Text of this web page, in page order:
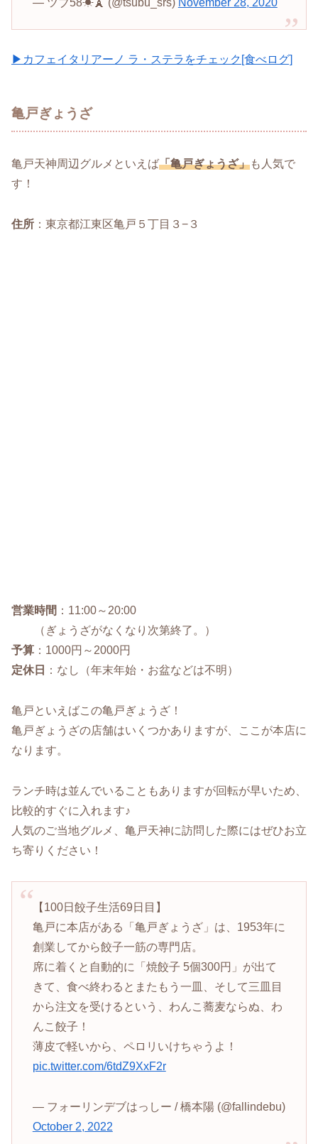
— ツブ58☀🗼 (@tsubu_srs) November 28, 2020
▶カフェイタリアーノ ラ・ステラをチェック[食べログ]
亀戸ぎょうざ
亀戸天神周辺グルメといえば「亀戸ぎょうざ」も人気で
す！
住所 ：東京都江東区亀戸５丁目３−３
営業時間 ：11:00～20:00
（ぎょうざがなくなり次第終了。）
予算 ：1000円～2000円
定休日
：なし（年末年始・お盆などは不明）
亀戸といえばこの亀戸ぎょうざ！
亀戸ぎょうざの店舗はいくつかありますが、ここが本店に
なります。
ランチ時は並んでいることもありますが回転が早いため、
比較的すぐに入れます♪
人気のご当地グルメ、亀戸天神に訪問した際にはぜひお立
ち寄りください！
【100日餃子生活69日目】
亀戸に本店がある「亀戸ぎょうざ」は、1953年に
創業してから餃子一筋の専門店。
席に着くと自動的に「焼餃子 5個300円」が出て
きて、食べ終わるとまたもう一皿、そして三皿目
から注文を受けるという、わんこ蕎麦ならぬ、わ
んこ餃子！
薄皮で軽いから、ペロリいけちゃうよ！
pic.twitter.com/6tdZ9XxF2r
— フォーリンデブはっしー / 橋本陽 (@fallindebu)
October 2, 2022